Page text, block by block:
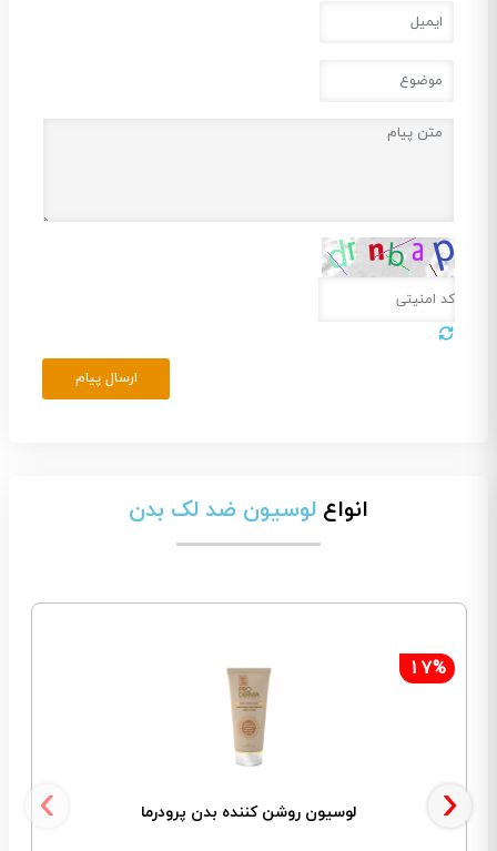
ارسال پیام
انواع لوسیون ضد لک بدن
17%
لوسیون روشن کننده بدن پرودرما ‹ ›